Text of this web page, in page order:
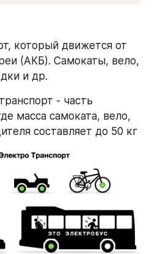
который движется от
(АКБ). Самокаты, вело,
и др.
- часть
масса самоката, вело,
составляет до 50 кг